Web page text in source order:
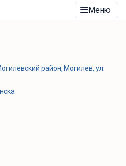
Меню
район, Могилев, ул.